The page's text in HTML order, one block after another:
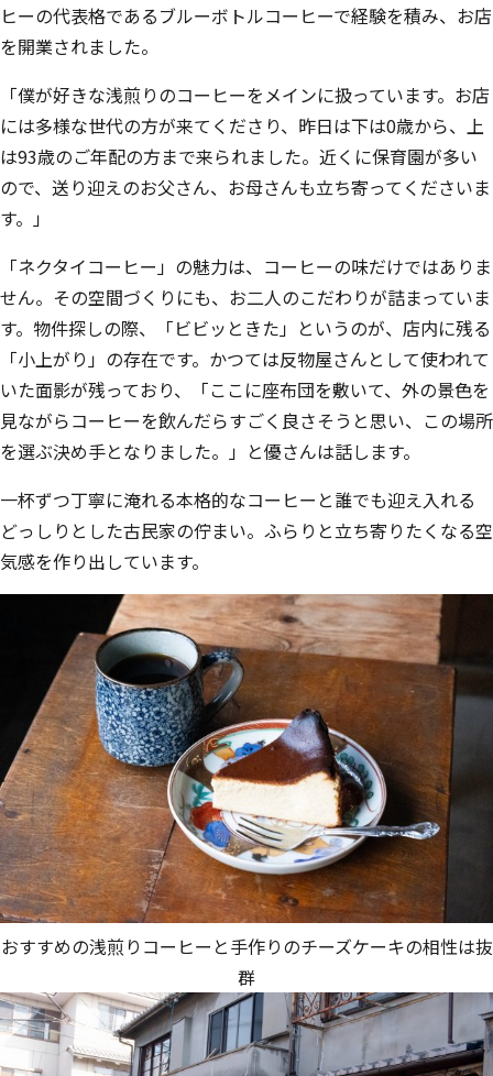
ヒーの代表格であるブルーボトルコーヒーで経験を積み、お店
を開業されました。
「僕が好きな浅煎りのコーヒーをメインに扱っています。お店
には多様な世代の方が来てくださり、昨日は下は0歳から、上
は93歳のご年配の方まで来られました。近くに保育園が多い
ので、送り迎えのお父さん、お母さんも立ち寄ってくださいま
す。」
「ネクタイコーヒー」の魅力は、コーヒーの味だけではありま
せん。その空間づくりにも、お二人のこだわりが詰まっていま
す。物件探しの際、「ビビッときた」というのが、店内に残る
「小上がり」の存在です。かつては反物屋さんとして使われて
いた面影が残っており、「ここに座布団を敷いて、外の景色を
見ながらコーヒーを飲んだらすごく良さそうと思い、この場所
を選ぶ決め手となりました。」と優さんは話します。
一杯ずつ丁寧に淹れる本格的なコーヒーと誰でも迎え入れる
どっしりとした古民家の佇まい。ふらりと立ち寄りたくなる空
気感を作り出しています。
おすすめの浅煎りコーヒーと手作りのチーズケーキの相性は抜
群